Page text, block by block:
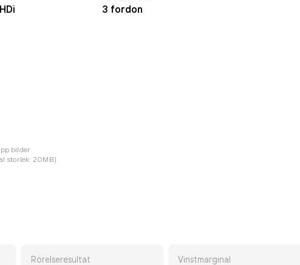
3 fordon
bilder
storlek: 20MB)
Rörelseresultat Vinstmarginal